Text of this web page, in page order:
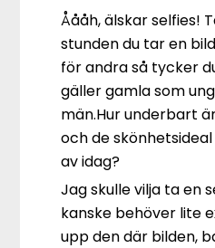
Åååh, älskar selfies!
stunden du tar en
för andra så tycker
gäller gamla som
män.Hur underbart
och de
av idag?
Jag skulle vilja ta en
kanske behöver lite
upp den där bilden,